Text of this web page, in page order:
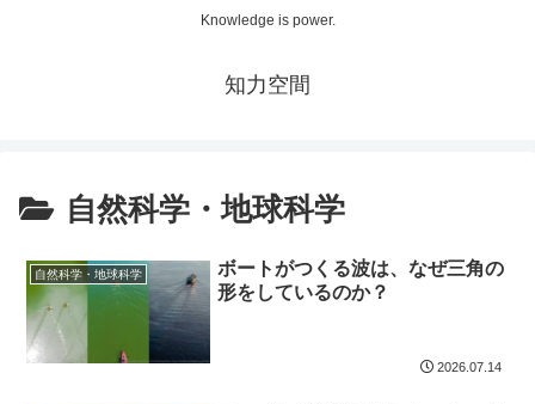
Knowledge is power.
知力空間
自然科学・地球科学
自然科学・地球科学
ボートがつくる波は、なぜ三角の
形をしているのか？
2026.07.14